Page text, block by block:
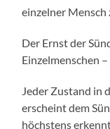
einzelner Mensch
Der Ernst der
Einzelmenschen
Jeder Zustand in
erscheint dem
höchstens